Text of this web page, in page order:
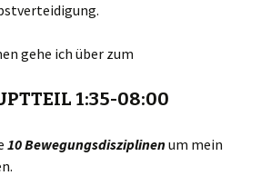
gehe ich über zum
1:35-08:00
10 Bewegungsdisziplinenum mein